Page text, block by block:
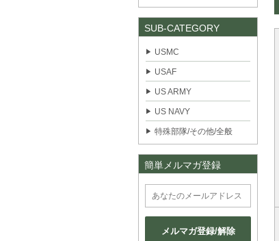
SUB-CATEGORY
USMC
USAF
US ARMY
US NAVY
特殊部隊/その他/全般
簡単メルマガ登録
メルマガ登録/解除